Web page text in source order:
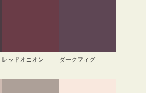
レッドオニオン ダークフィグ